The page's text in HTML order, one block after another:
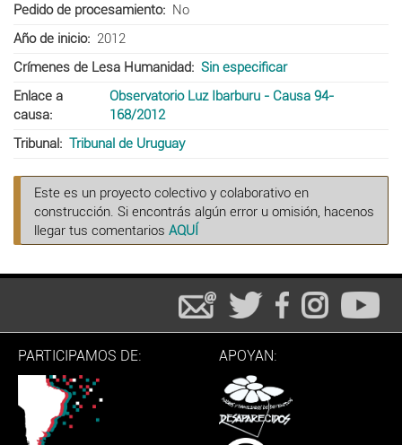
Pedido de procesamiento
No
Año de inicio
2012
Crímenes de Lesa Humanidad
Sin especificar
Enlace a
causa
Observatorio Luz Ibarburu - Causa 94-
168/2012
Tribunal
Tribunal de Uruguay
Este es un proyecto colectivo y colaborativo en
construcción. Si encontrás algún error u omisión, hacenos
llegar tus comentarios AQUÍ
PARTICIPAMOS DE: APOYAN: